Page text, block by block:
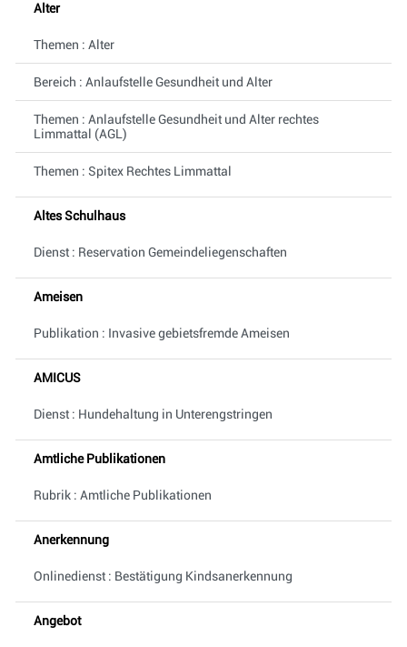
Alter
Themen : Alter
Bereich : Anlaufstelle Gesundheit und Alter
Themen : Anlaufstelle Gesundheit und Alter rechtes
Limmattal (AGL)
Themen : Spitex Rechtes Limmattal
Altes Schulhaus
Dienst : Reservation Gemeindeliegenschaften
Ameisen
Publikation : Invasive gebietsfremde Ameisen
AMICUS
Dienst : Hundehaltung in Unterengstringen
Amtliche Publikationen
Rubrik : Amtliche Publikationen
Anerkennung
Onlinedienst : Bestätigung Kindsanerkennung
Angebot